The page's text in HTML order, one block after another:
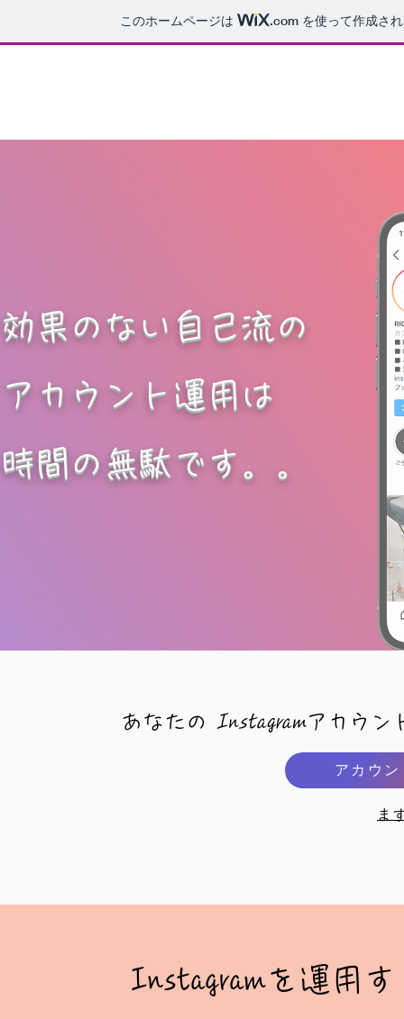
このホームページは .com を使って作成さ
効果のない自己流の
アカウント運用は
時間の無駄です。。
あなたの Instagramアカウン
アカウ
ま
Instagramを運用